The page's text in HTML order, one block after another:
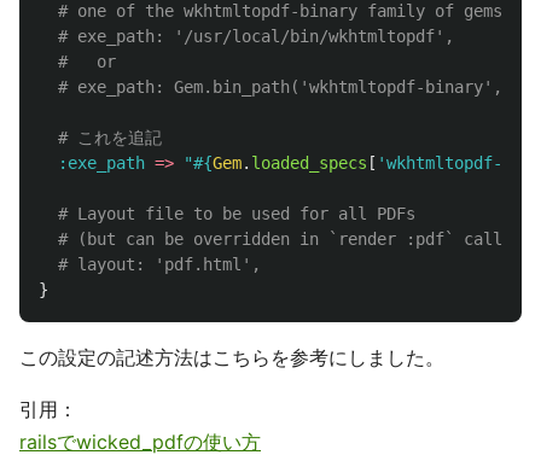
# one of the wkhtmltopdf-binary family of gems.
# exe_path: '/usr/local/bin/wkhtmltopdf',
#   or
# exe_path: Gem.bin_path('wkhtmltopdf-binary',
# これを追記
:exe_path => "#{Gem. loaded_specs [ 'wkhtmltopdf-
# Layout file to be used for all PDFs
# (but can be overridden in `render :pdf` calls)
# layout: 'pdf.html',
}
この設定の記述方法はこちらを参考にしました。
引用：
railsでwicked_pdfの使い方